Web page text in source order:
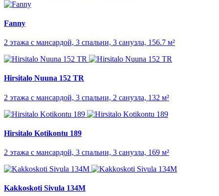
Fanny
2 этажа с мансардой, 3 спальни, 3 санузла, 156.7 м²
Hirsitalo Nuuna 152 TR
2 этажа с мансардой, 3 спальни, 2 санузла, 132 м²
Hirsitalo Kotikontu 189
2 этажа с мансардой, 3 спальни, 3 санузла, 169 м²
Kakkoskoti Sivula 134M